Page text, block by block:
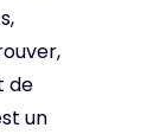
de
un